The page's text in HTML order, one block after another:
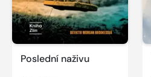
Poslední naživu